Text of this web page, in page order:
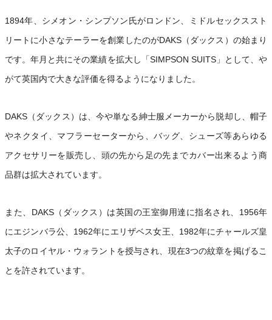
1894年、シメオン・シンプソン氏がロンドン、ミドルセックススト
リートに小さなテーラーを創業したのがDAKS（ダックス）の始まり
です。年月と共にその業績を拡大し「SIMPSON SUITS」として、や
がて英国内で大きな評価を得るようになりました。
DAKS（ダックス）は、今や単なる紳士服メーカーから脱却し、帽子
やネクタイ、マフラーセーターから、バッグ、シューズ等あらゆる
アクセサリーを販売し、頭の先から足の先までカバー出来るよう商
品群は拡大されています。
また、DAKS（ダックス）は英国の王室御用達に指名され、1956年
にエジンバラ公、1962年にエリザベス女王、1982年にチャールズ皇
太子のロイヤル・ウォラントを授与され、現在3つの紋章を掲げるこ
とを許されています。